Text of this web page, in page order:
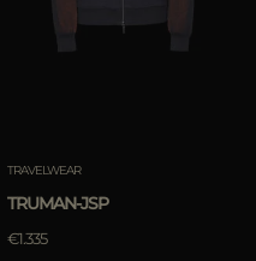
TRAVELWEAR
TRUMAN-JSP
€1.335